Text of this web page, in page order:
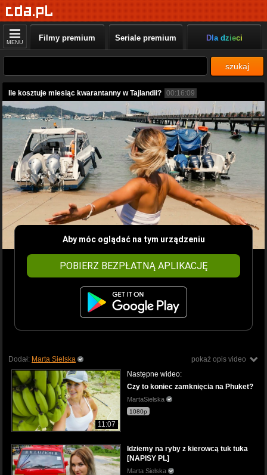
MENU Filmy premium Seriale premium Dla dzieci
szukaj
Ile kosztuje miesiąc kwarantanny w Tajlandii? 00:16:09
Aby móc oglądać na tym urządzeniu
POBIERZ BEZPŁATNĄ APLIKACJĘ
pokaż opis video
Dodał: Marta Sielska
11:07
Następne wideo:
Czy to koniec zamknięcia na Phuket?
MartaSielska
1080p
Idziemy na ryby z kierowcą tuk tuka
[NAPISY PL]
Marta Sielska